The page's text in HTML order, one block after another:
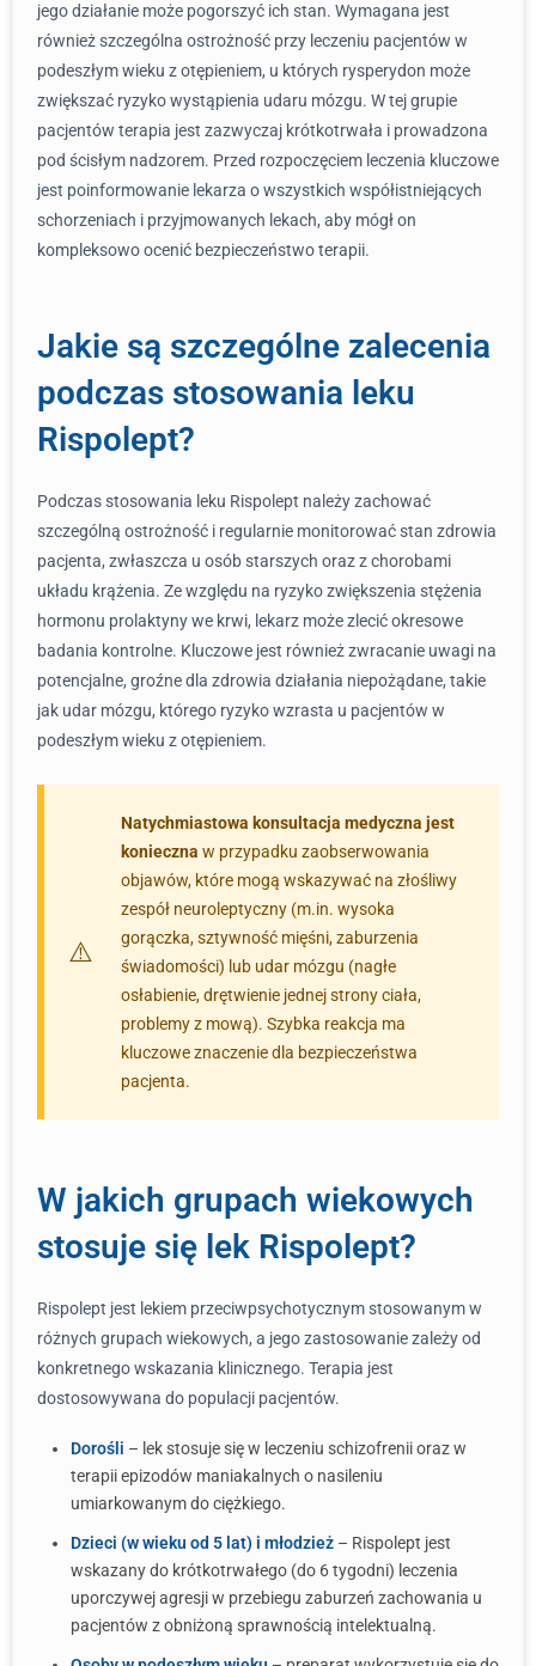
jego działanie może pogorszyć ich stan. Wymagana jest
również szczególna ostrożność przy leczeniu pacjentów w
podeszłym wieku z otępieniem, u których rysperydon może
zwiększać ryzyko wystąpienia udaru mózgu. W tej grupie
pacjentów terapia jest zazwyczaj krótkotrwała i prowadzona
pod ścisłym nadzorem. Przed rozpoczęciem leczenia kluczowe
jest poinformowanie lekarza o wszystkich współistniejących
schorzeniach i przyjmowanych lekach, aby mógł on
kompleksowo ocenić bezpieczeństwo terapii.
Jakie są szczególne zalecenia
podczas stosowania leku
Rispolept?
Podczas stosowania leku Rispolept należy zachować
szczególną ostrożność i regularnie monitorować stan zdrowia
pacjenta, zwłaszcza u osób starszych oraz z chorobami
układu krążenia. Ze względu na ryzyko zwiększenia stężenia
hormonu prolaktyny we krwi, lekarz może zlecić okresowe
badania kontrolne. Kluczowe jest również zwracanie uwagi na
potencjalne, groźne dla zdrowia działania niepożądane, takie
jak udar mózgu, którego ryzyko wzrasta u pacjentów w
podeszłym wieku z otępieniem.
Natychmiastowa konsultacja medyczna jest
konieczna w przypadku zaobserwowania
objawów, które mogą wskazywać na złośliwy
zespół neuroleptyczny (m.in. wysoka
gorączka, sztywność mięśni, zaburzenia
świadomości) lub udar mózgu (nagłe
osłabienie, drętwienie jednej strony ciała,
problemy z mową). Szybka reakcja ma
kluczowe znaczenie dla bezpieczeństwa
pacjenta.
W jakich grupach wiekowych
stosuje się lek Rispolept?
Rispolept jest lekiem przeciwpsychotycznym stosowanym w
różnych grupach wiekowych, a jego zastosowanie zależy od
konkretnego wskazania klinicznego. Terapia jest
dostosowywana do populacji pacjentów.
Dorośli – lek stosuje się w leczeniu schizofrenii oraz w
terapii epizodów maniakalnych o nasileniu
umiarkowanym do ciężkiego.
Dzieci (w wieku od 5 lat) i młodzież – Rispolept jest
wskazany do krótkotrwałego (do 6 tygodni) leczenia
uporczywej agresji w przebiegu zaburzeń zachowania u
pacjentów z obniżoną sprawnością intelektualną.